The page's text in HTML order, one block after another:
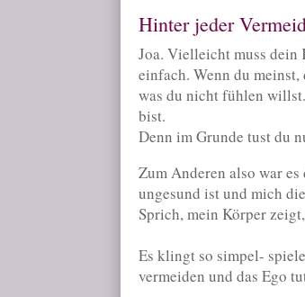
Hinter jeder
Joa. Vielleicht muss dein
einfach. Wenn du
was du nicht fühlen
bist.
Denn im Grunde tust du
Zum Anderen also war
ungesund ist und mich
Sprich, mein Körper
Es klingt so simpel-
vermeiden und das Ego